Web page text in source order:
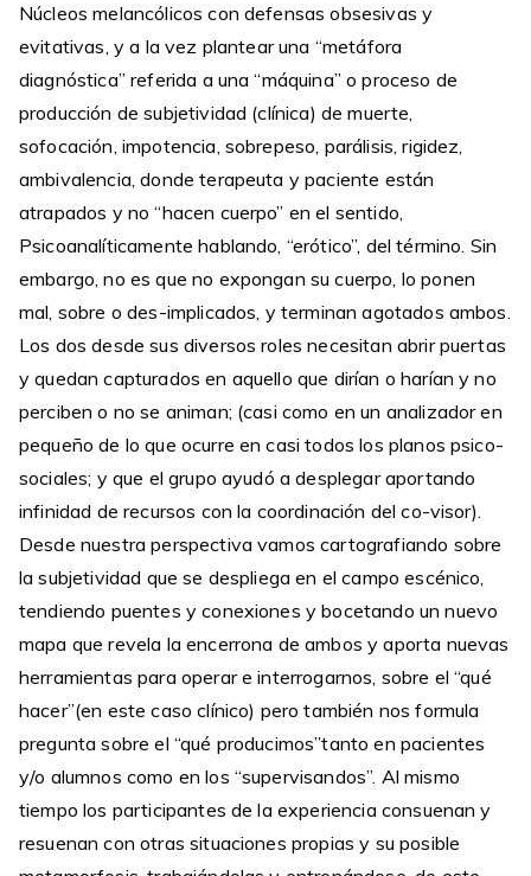
Núcleos melancólicos con defensas obsesivas y
evitativas, y a la vez plantear una “metáfora
diagnóstica” referida a una “máquina” o proceso de
producción de subjetividad (clínica) de muerte,
sofocación, impotencia, sobrepeso, parálisis, rigidez,
ambivalencia, donde terapeuta y paciente están
atrapados y no “hacen cuerpo” en el sentido,
Psicoanalíticamente hablando, “erótico”, del término. Sin
embargo, no es que no expongan su cuerpo, lo ponen
mal, sobre o des-implicados, y terminan agotados ambos.
Los dos desde sus diversos roles necesitan abrir puertas
y quedan capturados en aquello que dirían o harían y no
perciben o no se animan; (casi como en un analizador en
pequeño de lo que ocurre en casi todos los planos psico-
sociales; y que el grupo ayudó a desplegar aportando
infinidad de recursos con la coordinación del co-visor).
Desde nuestra perspectiva vamos cartografiando sobre
la subjetividad que se despliega en el campo escénico,
tendiendo puentes y conexiones y bocetando un nuevo
mapa que revela la encerrona de ambos y aporta nuevas
herramientas para operar e interrogarnos, sobre el “qué
hacer”(en este caso clínico) pero también nos formula
pregunta sobre el “qué producimos”tanto en pacientes
y/o alumnos como en los “supervisandos”. Al mismo
tiempo los participantes de la experiencia consuenan y
resuenan con otras situaciones propias y su posible